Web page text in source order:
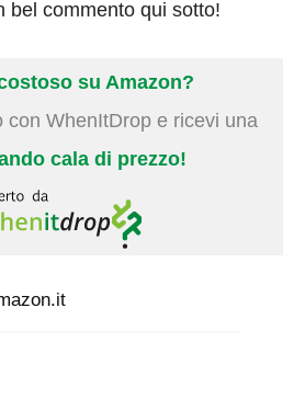
bel commento qui sotto!
su Amazon?
con WhenItDrop e ricevi una
cala di prezzo!